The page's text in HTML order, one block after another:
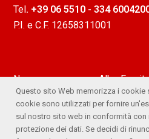
Tel. +39 06 5510 - 334
P.I. e C.F. 12658311001
News
Albo
Attività
Ufficio
Lavora con noi
Comitato
Questo sito Web memorizza i cookie
cookie sono utilizzati per fornire
sul nostro sito web in conformità con
protezione dei dati. Se decidi di